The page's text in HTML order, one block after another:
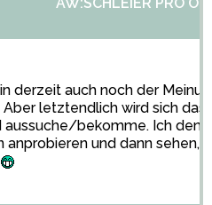
derzeit auch noch der
Aber letztendlich wird sich
aussuche/bekomme. Ich
anprobieren und dann sehen,